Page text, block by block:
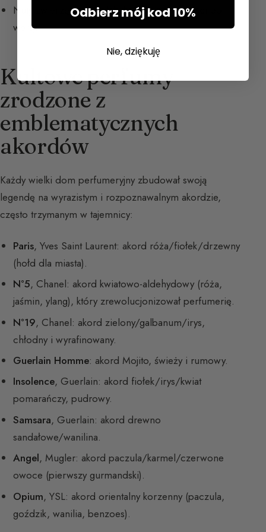
Nuty zwierzęce, irys, labdanum w zależności od
wersji.
Kultowe perfumy
zrodzone z
emblematycznych
akordów
Każdy wielki dom perfumeryjny zbudował swoją
legendę na wyrazistym i rozpoznawalnym akordzie,
często trzymanym w tajemnicy:
Paris, Yves Saint Laurent: akord róża/fiołek/drzewny
(hołd dla miasta).
N°5, Chanel: akord kwiatowo-aldehydowy (róża,
jaśmin, ylang), który zrewolucjonizował perfumerię.
N°19, Chanel: akord zielony/galbanum/irys,
chłodny i wyrafinowany.
Guerlain Homme: akord Mojito, świeży i rumowy.
Insolence, Guerlain: akord fiołek/irys/kwiat
pomarańczy, pudrowy.
Samsara, Guerlain: akord drewno
sandałowe/wanilina.
Angel, Mugler: akord paczula/karmel/czerwone
owoce (pierwszy gurmandski).
Opium, YSL: akord orientalny korzenny (paczula,
goździk, wanilia, benzoes).
Odbierz mój kod 10%
Nie, dziękuję